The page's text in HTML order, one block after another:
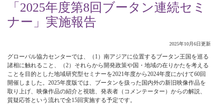
「2025年度第8回ブータン連続セミ
ナー」実施報告
2025年10月6日更新
グローバル協力センターでは、（1）南アジアに位置するブータン王国を巡る
諸相に触れること、（2）それらから開発政策や国・地域の在りかたを考える
ことを目的とした地域研究型セミナーを2021年度から2024年度にかけて60回
開催しました。2025年度版では、ブータンを扱った国内外の新旧映像作品を
取り上げ、映像作品の紹介と視聴、発表者（コメンテーター）からの解説、
質疑応答という流れで全15回実施する予定です。